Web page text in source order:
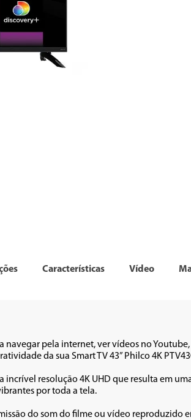
Características Vídeo
navegar pela internet, ver vídeos no
da sua Smart TV 43” Philco 4K
incrível resolução 4K UHD que resulta em
por toda a tela.
do som do filme ou vídeo reproduzido